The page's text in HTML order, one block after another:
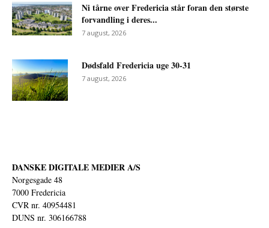
Ni tårne over Fredericia står foran den største
forvandling i deres...
7 august, 2026
Dødsfald Fredericia uge 30-31
7 august, 2026
DANSKE DIGITALE MEDIER A/S
Norgesgade 48
7000 Fredericia
CVR nr. 40954481
DUNS nr. 306166788